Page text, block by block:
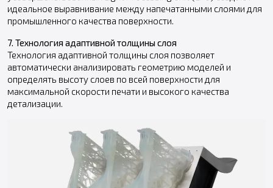
идеальное выравнивание между напечатанными слоями для
промышленного качества поверхности.
7. Технология адаптивной толщины слоя
Технология адаптивной толщины слоя позволяет
автоматически анализировать геометрию моделей и
определять высоту слоев по всей поверхности для
максимальной скорости печати и высокого качества
детализации.